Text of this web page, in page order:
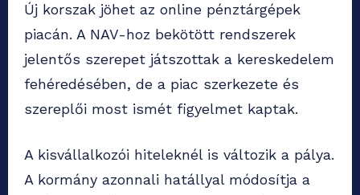
Új korszak jöhet az online pénztárgépek
piacán. A NAV-hoz bekötött rendszerek
jelentős szerepet játszottak a kereskedelem
fehéredésében, de a piac szerkezete és
szereplői most ismét figyelmet kaptak.
A kisvállalkozói hiteleknél is változik a pálya.
A kormány azonnali hatállyal módosítja a